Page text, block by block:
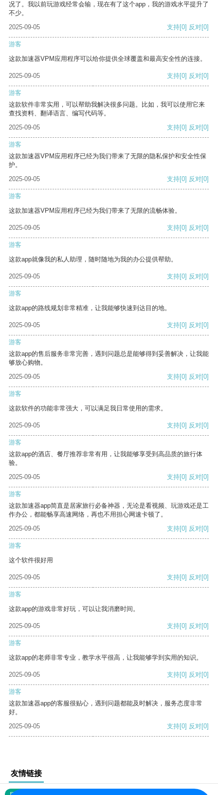
况了。我以前玩游戏经常会输，现在有了这个app，我的游戏水平提升了
不少。
2025-09-05
支持[0] 反对[0]
游客
这款加速器VPM应用程序可以给你提供全球覆盖和最高安全性的连接。
2025-09-05 支持[0] 反对[0]
游客
这款软件非常实用，可以帮助我解决很多问题。比如，我可以使用它来
查找资料、翻译语言、编写代码等。
2025-09-05
支持[0] 反对[0]
游客
这款加速器VPM应用程序已经为我们带来了无限的隐私保护和安全性保
护。
2025-09-05
支持[0] 反对[0]
游客
这款加速器VPM应用程序已经为我们带来了无限的流畅体验。
2025-09-05 支持[0] 反对[0]
游客
这款app就像我的私人助理，随时随地为我的办公提供帮助。
2025-09-05 支持[0] 反对[0]
游客
这款app的路线规划非常精准，让我能够快速到达目的地。
2025-09-05 支持[0] 反对[0]
游客
这款app的售后服务非常完善，遇到问题总是能够得到妥善解决，让我能
够放心购物。
2025-09-05
支持[0] 反对[0]
游客
这款软件的功能非常强大，可以满足我日常使用的需求。
2025-09-05 支持[0] 反对[0]
游客
这款app的酒店、餐厅推荐非常有用，让我能够享受到高品质的旅行体
验。
2025-09-05
支持[0] 反对[0]
游客
这款加速器app简直是居家旅行必备神器，无论是看视频、玩游戏还是工
作办公，都能畅享高速网络，再也不用担心网速卡顿了。
2025-09-05
支持[0] 反对[0]
游客
这个软件很好用
2025-09-05 支持[0] 反对[0]
游客
这款app的游戏非常好玩，可以让我消磨时间。
2025-09-05 支持[0] 反对[0]
游客
这款app的老师非常专业，教学水平很高，让我能够学到实用的知识。
2025-09-05 支持[0] 反对[0]
游客
这款加速器app的客服很贴心，遇到问题都能及时解决，服务态度非常
好。
2025-09-05
支持[0] 反对[0]
友情链接